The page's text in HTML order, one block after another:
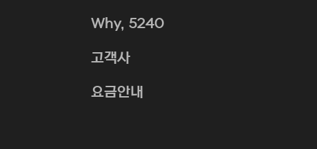
Why, 5240
고객사
요금안내